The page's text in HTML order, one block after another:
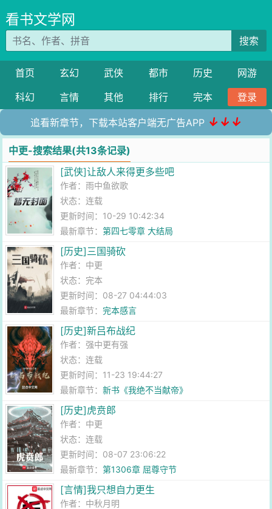
看书文学网
搜索
首页 玄幻 武侠 都市 历史
网游
科幻
言情 其他 排行 完本 登录
追看新章节，下载本站客户端无广告APP ↓↓↓
中更-搜索结果(共13条记录)
[武侠]让敌人来得更多些吧
作者：雨中鱼欲歌
状态：连载
更新时间：10-29 10:42:34
最新章节：第四七零章 大结局
[历史]三国骑砍
作者： 中更
状态：完本
更新时间：08-27 04:44:03
最新章节：完本感言
[历史]新吕布战纪
作者： 强中更有强
状态：连载
更新时间：11-23 19:44:27
最新章节：新书《我绝不当献帝》
[历史]虎贲郎
作者： 中更
状态：连载
更新时间：08-07 23:06:22
最新章节：第1306章 屈尊守节
[言情]我只想自力更生
作者： 中秋月明